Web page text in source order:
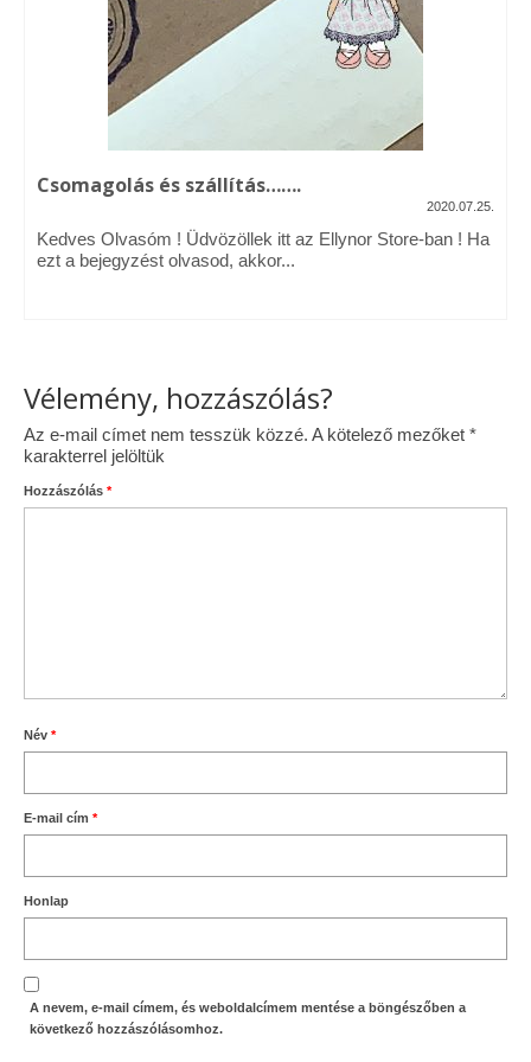
Vásárok, ahol velem is találkozhattál…
Alapanyagok, kellékek
Ellynor története
Adatkezelési tájékoztató
Csomagolás és szállítás…….
2020.07.25.
Kedves Olvasóm ! Üdvözöllek itt az Ellynor Store-ban ! Ha
ezt a bejegyzést olvasod, akkor...
Vélemény, hozzászólás?
Az e-mail címet nem tesszük közzé. A kötelező mezőket *
karakterrel jelöltük
Hozzászólás *
Név *
E-mail cím *
Honlap
A nevem, e-mail címem, és weboldalcímem mentése a böngészőben a
következő hozzászólásomhoz.